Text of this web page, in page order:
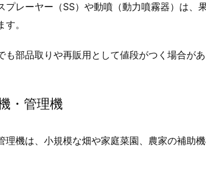
プレーヤー（SS）や動噴（動力噴霧器）は
。
も部品取りや再販用として値段がつく場合が
・管理機
理機は、小規模な畑や家庭菜園、農家の補助